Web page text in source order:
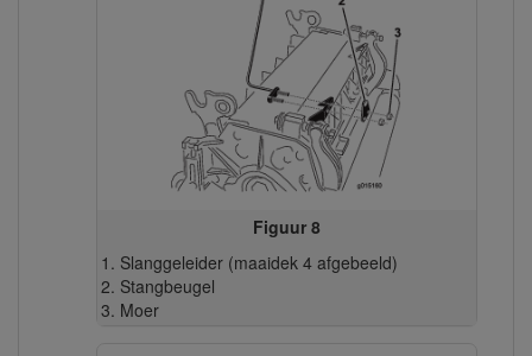
Figuur 8
Slanggeleider (maaidek 4 afgebeeld)
Stangbeugel
Moer